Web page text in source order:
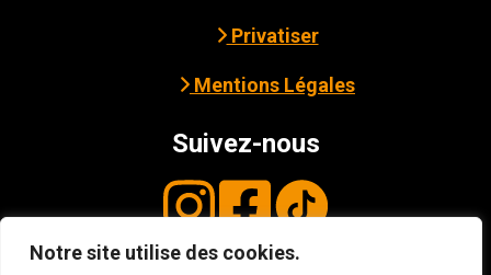
Notre site utilise des cookies.
Privatiser
Mentions Légales
Suivez-nous
© Copyright 20263B - Cave Bar Resto à